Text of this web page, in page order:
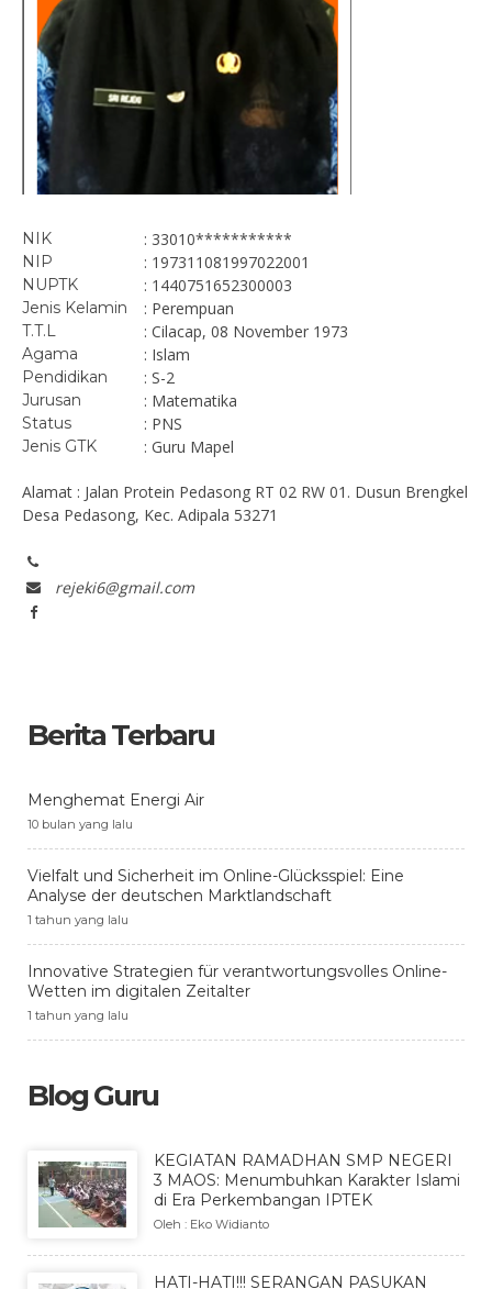
NIK : 33010***********
NIP : 197311081997022001
NUPTK : 1440751652300003
Jenis Kelamin : Perempuan
T.T.L : Cilacap, 08 November 1973
Agama : Islam
Pendidikan : S-2
Jurusan : Matematika
Status : PNS
Jenis GTK : Guru Mapel
Alamat : Jalan Protein Pedasong RT 02 RW 01. Dusun Brengkel
Desa Pedasong, Kec. Adipala 53271
rejeki6@gmail.com
Berita Terbaru
Menghemat Energi Air
10 bulan yang lalu
Vielfalt und Sicherheit im Online-Glücksspiel: Eine
Analyse der deutschen Marktlandschaft
1 tahun yang lalu
Innovative Strategien für verantwortungsvolles Online-
Wetten im digitalen Zeitalter
1 tahun yang lalu
Blog Guru
KEGIATAN RAMADHAN SMP NEGERI
3 MAOS: Menumbuhkan Karakter Islami
di Era Perkembangan IPTEK
Oleh : Eko Widianto
HATI-HATI!!! SERANGAN PASUKAN